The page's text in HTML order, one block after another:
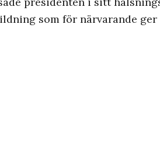
som för närvarande